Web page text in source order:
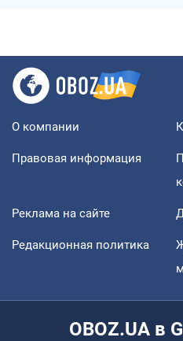
О компании
Правовая информация
Реклама на сайте
Редакционная политика
OBOZ.UA в